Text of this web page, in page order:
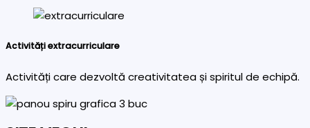
Activități extracurriculare
Activități care dezvoltă creativitatea și spiritul de echipă.